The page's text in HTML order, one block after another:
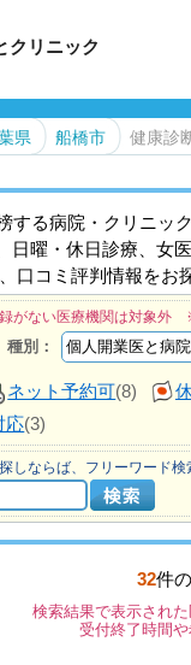
クリニック
県 船橋市 健康診
する病院・クリニッ
日曜・休日診療、女
口コミ評判情報をお
がない医療機関は対象外
種別：
ネット予約可(8)
応(3)
しならば、フリーワード
32件
検索結果で表示され
受付終了時間